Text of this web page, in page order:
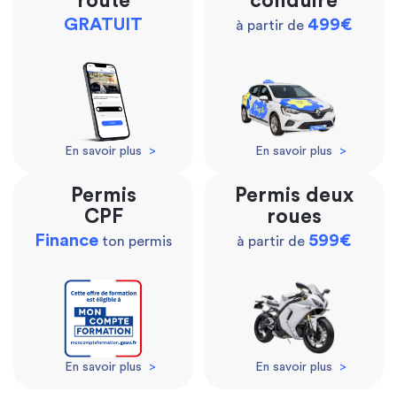
GRATUIT
En savoir plus >
à partir de 499€
En savoir plus >
Permis
CPF
Finance ton permis
En savoir plus >
Permis deux
roues
à partir de 599€
En savoir plus >